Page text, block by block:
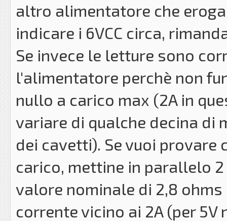
altro alimentatore che
indicare i 6VCC circa,
Se invece le letture sono
l'alimentatore perchè non
nullo a carico max (2A in
variare di qualche decina di
dei cavetti). Se vuoi
carico, mettine in parallelo
valore nominale di 2,8
corrente vicino ai 2A (per